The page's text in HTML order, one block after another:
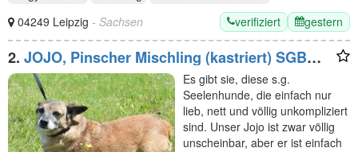
04249 Leipzig - Sachsen verifiziert gestern
2. JOJO, Pinscher Mischling (kastriert) SGB
625,00 €
Es gibt sie, diese s.g.
Seelenhunde, die einfach nur
lieb, nett und völlig unkompliziert
sind. Unser Jojo ist zwar völlig
unscheinbar, aber er ist einfach